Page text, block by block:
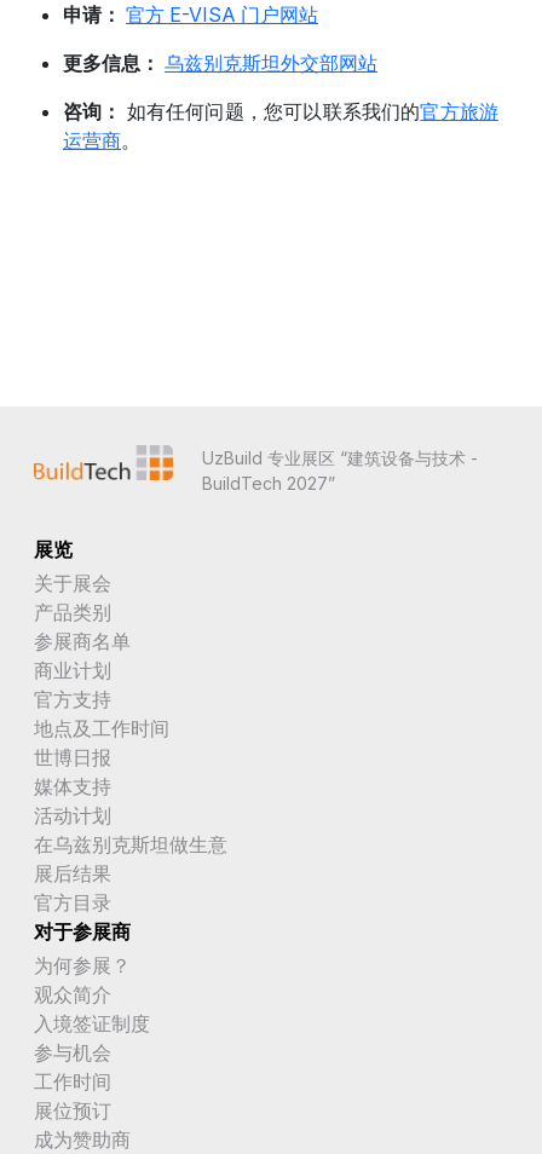
保加利亚
克罗地亚
关岛
刚果民主共和国
利比里亚
加拿大
加纳
加蓬
匈牙利
北朝鲜
北马其顿
北马里亚纳群岛
南乔治亚岛和南桑威奇群岛
南苏丹
南非
博内尔岛、圣尤斯特歇斯岛和萨巴岛
博茨瓦纳
申请： 官方 E-VISA 门户网站
更多信息： 乌兹别克斯坦外交部网站
咨询： 如有任何问题，您可以联系我们的官方旅游
运营商。
UzBuild 专业展区 “建筑设备与技术 -
BuildTech 2027”
展览
关于展会
产品类别
参展商名单
商业计划
官方支持
地点及工作时间
世博日报
媒体支持
活动计划
在乌兹别克斯坦做生意
展后结果
官方目录
对于参展商
为何参展？
观众简介
入境签证制度
参与机会
工作时间
展位预订
成为赞助商